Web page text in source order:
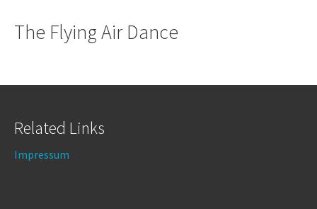
The Flying Air Dance
Related Links
Impressum